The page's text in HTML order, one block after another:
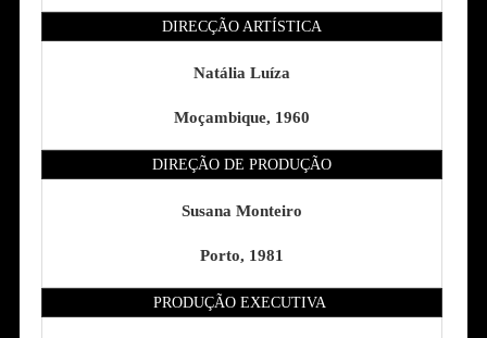
DIRECÇÃO ARTÍSTICA
Natália Luíza
Moçambique, 1960
DIREÇÃO DE PRODUÇÃO
Susana Monteiro
Porto, 1981
PRODUÇÃO EXECUTIVA